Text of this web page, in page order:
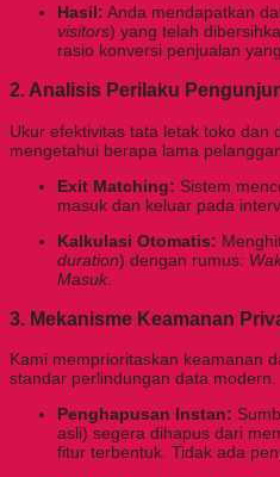
Hasil: Anda mendapatkan
visitors) yang telah
rasio konversi penjualan
2. Analisis Perilaku
Ukur efektivitas tata letak toko dan
mengetahui berapa lama
Exit Matching: Sistem
masuk dan keluar pada
Kalkulasi Otomatis:
duration) dengan rumus:
Masuk.
3. Mekanisme Keamanan
Kami memprioritaskan keamanan
standar perlindungan data modern.
Penghapusan Instan:
asli) segera dihapus dari
fitur terbentuk. Tidak ada